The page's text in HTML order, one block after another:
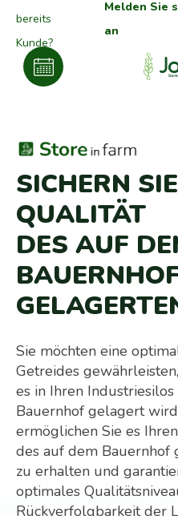
bereits
Kunde?
Melden Sie
an
SICHERN
QUALITÄT
DES AUF
Sie möchten eine
Getreides
es in Ihren
Bauernhof gelagert
ermöglichen Sie es
des auf dem Bauernhof
zu erhalten und
optimales
Rückverfolgbarkeit der